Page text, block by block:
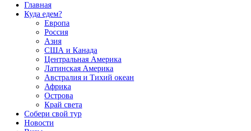
Главная
Куда едем?
Европа
Россия
Азия
США и Канада
Центральная Америка
Латинская Америка
Австралия и Тихий океан
Африка
Острова
Край света
Собери свой тур
Новости